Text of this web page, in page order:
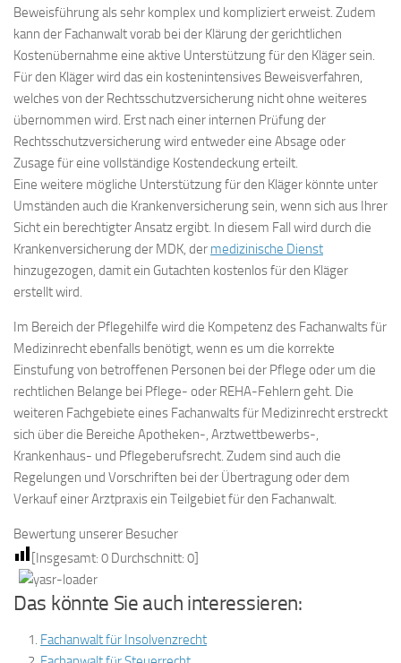
Beweisführung als sehr komplex und kompliziert erweist. Zudem
kann der Fachanwalt vorab bei der Klärung der gerichtlichen
Kostenübernahme eine aktive Unterstützung für den Kläger sein.
Für den Kläger wird das ein kostenintensives Beweisverfahren,
welches von der Rechtsschutzversicherung nicht ohne weiteres
übernommen wird. Erst nach einer internen Prüfung der
Rechtsschutzversicherung wird entweder eine Absage oder
Zusage für eine vollständige Kostendeckung erteilt.
Eine weitere mögliche Unterstützung für den Kläger könnte unter
Umständen auch die Krankenversicherung sein, wenn sich aus Ihrer
Sicht ein berechtigter Ansatz ergibt. In diesem Fall wird durch die
Krankenversicherung der MDK, der medizinische Dienst
hinzugezogen, damit ein Gutachten kostenlos für den Kläger
erstellt wird.
Im Bereich der Pflegehilfe wird die Kompetenz des Fachanwalts für
Medizinrecht ebenfalls benötigt, wenn es um die korrekte
Einstufung von betroffenen Personen bei der Pflege oder um die
rechtlichen Belange bei Pflege- oder REHA-Fehlern geht. Die
weiteren Fachgebiete eines Fachanwalts für Medizinrecht erstreckt
sich über die Bereiche Apotheken-, Arztwettbewerbs-,
Krankenhaus- und Pflegeberufsrecht. Zudem sind auch die
Regelungen und Vorschriften bei der Übertragung oder dem
Verkauf einer Arztpraxis ein Teilgebiet für den Fachanwalt.
Bewertung unserer Besucher
[Insgesamt: 0 Durchschnitt: 0]
Das könnte Sie auch interessieren:
Fachanwalt für Insolvenzrecht